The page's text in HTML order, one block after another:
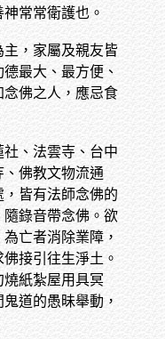
常常衛護也。
，家屬及親友皆
最大、最方便、
佛之人，應忌食
、法雲寺、台中
佛教文物流通
皆有法師念佛的
錄音帶念佛。欲
亡者消除業障，
接引往生淨土。
紙紮屋用具冥
道的愚昧舉動，